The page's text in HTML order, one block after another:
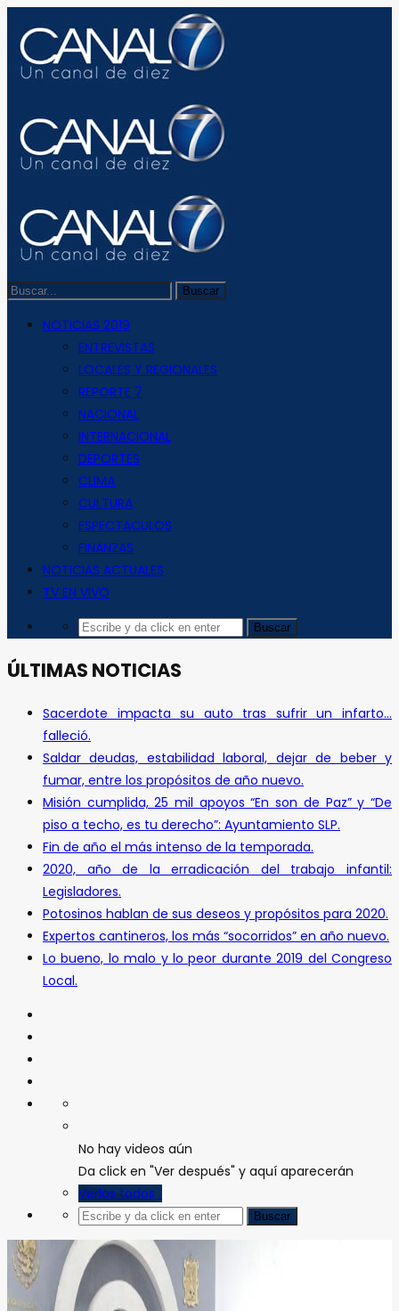
NOTICIAS 2019
ENTREVISTAS
LOCALES Y REGIONALES
REPORTE 7
NACIONAL
INTERNACIONAL
DEPORTES
CLIMA
CULTURA
ESPECTACULOS
FINANZAS
NOTICIAS ACTUALES
TV EN VIVO
ÚLTIMAS NOTICIAS
Sacerdote impacta su auto tras sufrir un infarto…
falleció.
Saldar deudas, estabilidad laboral, dejar de beber y
fumar, entre los propósitos de año nuevo.
Misión cumplida, 25 mil apoyos “En son de Paz” y “De
piso a techo, es tu derecho”: Ayuntamiento SLP.
Fin de año el más intenso de la temporada.
2020, año de la erradicación del trabajo infantil:
Legisladores.
Potosinos hablan de sus deseos y propósitos para 2020.
Expertos cantineros, los más “socorridos” en año nuevo.
Lo bueno, lo malo y lo peor durante 2019 del Congreso
Local.
No hay videos aún
Da click en "Ver después" y aquí aparecerán
Verlos todos